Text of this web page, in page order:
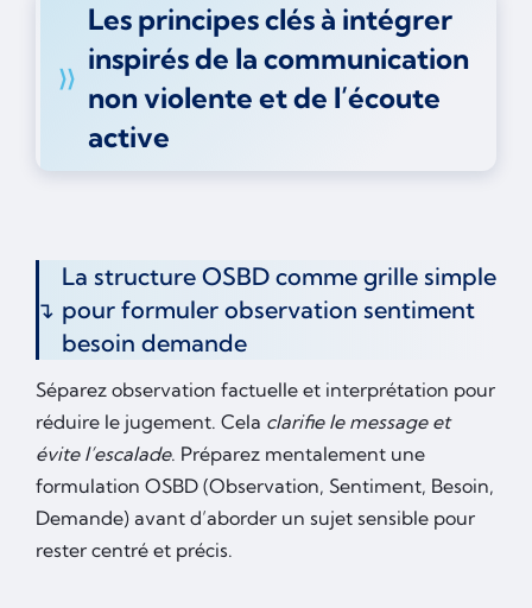
Les principes clés à intégrer
inspirés de la communication
non violente et de l’écoute
active
La structure OSBD comme grille simple
pour formuler observation sentiment
besoin demande
Séparez observation factuelle et interprétation pour
réduire le jugement. Cela clarifie le message et
évite l’escalade. Préparez mentalement une
formulation OSBD (Observation, Sentiment, Besoin,
Demande) avant d’aborder un sujet sensible pour
rester centré et précis.